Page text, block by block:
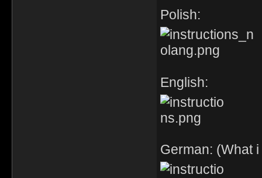
Polish:
English:
German: (What